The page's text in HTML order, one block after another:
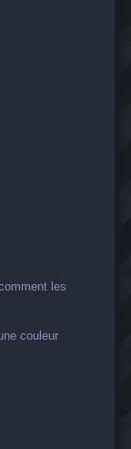
les
couleur